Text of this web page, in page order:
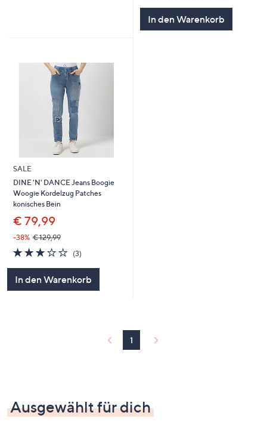
In den Warenkorb
SALE
DINE 'N' DANCE Jeans Boogie
Woogie Kordelzug Patches
konisches Bein
€ 79,99
-38% € 129,99
3.0
von
(3)3
In den Warenkorb
1
Ausgewählt für dich